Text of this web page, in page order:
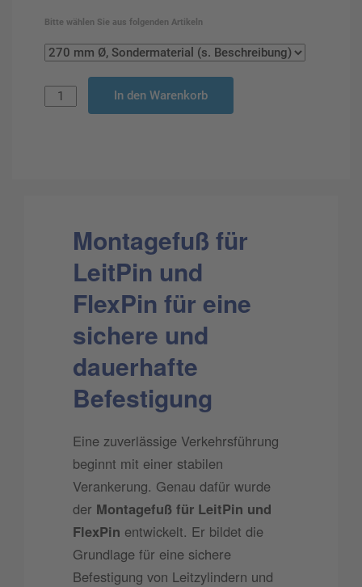
Bitte wählen Sie aus folgenden Artikeln
In den Warenkorb
Montagefuß für
LeitPin und
FlexPin für eine
sichere und
dauerhafte
Befestigung
Eine zuverlässige Verkehrsführung
beginnt mit einer stabilen
Verankerung. Genau dafür wurde
der Montagefuß für LeitPin und
FlexPin entwickelt. Er bildet die
Grundlage für eine sichere
Befestigung von Leitzylindern und